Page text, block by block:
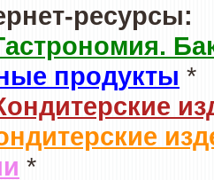
ресурсы:
продукты *
*